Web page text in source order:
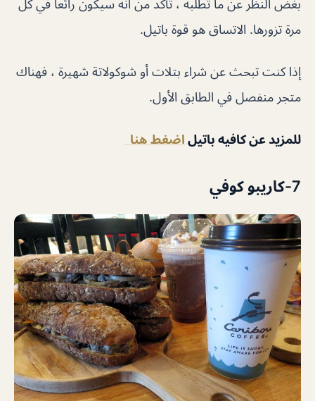
بغض النظر عن ما تطلبه ، تأكد من أنه سيكون رائعاً في كل
مرة تزورها. الاتساق هو قوة باتيل.
إذا كنت تبحث عن شراء بتلات أو شوكولاتة شهيرة ، فهناك
متجر منفصل في الطابق الأول.
للمزيد عن كافيه باتيل اضغط هنا
7-كاريبو كوفي